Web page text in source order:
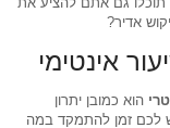
אדיר?
אינטימי
הוא כמובן יתרון
לכם זמן להתמקד במה